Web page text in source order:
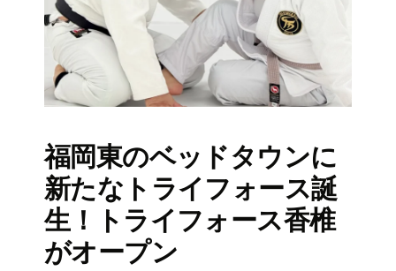
福岡東のベッドタウンに
新たなトライフォース誕
生！トライフォース香椎
がオープン